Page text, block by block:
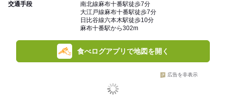
交通手段
南北線麻布十番駅徒歩7分
大江戸線麻布十番駅徒歩7分
日比谷線六本木駅徒歩10分
麻布十番駅から302m
食べログアプリで地図を開く
広告を非表示